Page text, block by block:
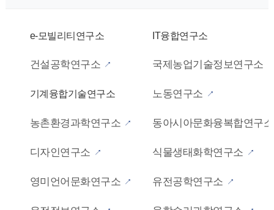
e-모빌리티연구소 IT융합연구소
건설공학연구소 국제농업기술정보연구소
기계융합기술연구소 노동연구소
농촌환경과학연구소 동아시아문화융복합연구소
디자인연구소 식물생태화학연구소
영미언어문화연구소 유전공학연구소